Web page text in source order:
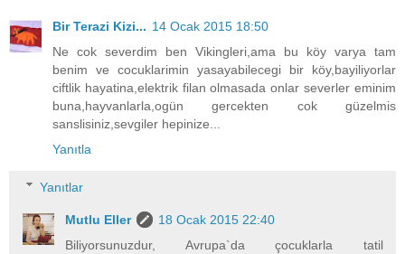
Bir Terazi Kizi... 14 Ocak 2015 18:50
Ne cok severdim ben Vikingleri,ama bu köy varya tam
benim ve cocuklarimin yasayabilecegi bir köy,bayiliyorlar
ciftlik hayatina,elektrik filan olmasada onlar severler eminim
buna,hayvanlarla,ogün gercekten cok güzelmis
sanslisiniz,sevgiler hepinize...
Yanıtla
Yanıtlar
Mutlu Eller
18 Ocak 2015 22:40
Biliyorsunuzdur, Avrupa`da çocuklarla tatil